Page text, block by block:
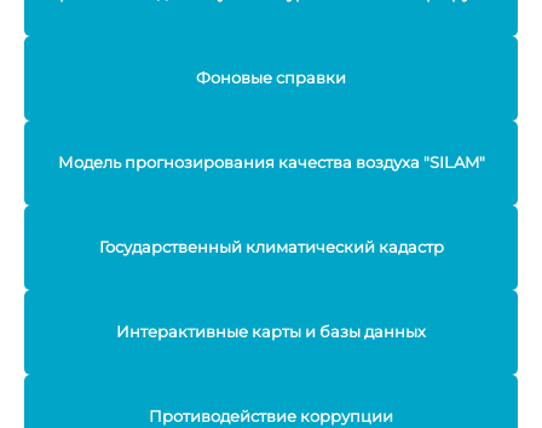
Фоновые справки
Модель прогнозирования качества воздуха "SILAM"
Государственный климатический кадастр
Интерактивные карты и базы данных
Противодействие коррупции